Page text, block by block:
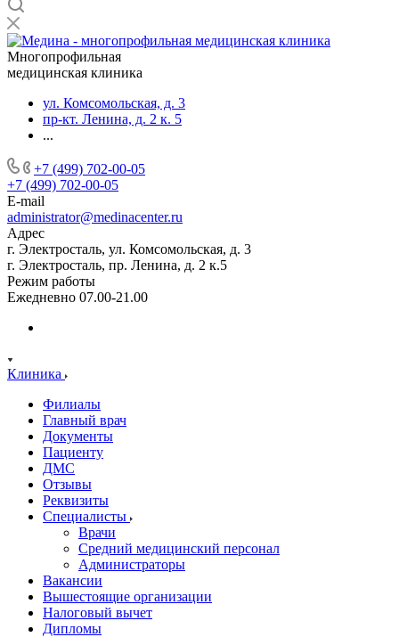
Многопрофильная
медицинская клиника
ул. Комсомольская, д. 3
пр-кт. Ленина, д. 2 к. 5
...
+7 (499) 702-00-05
+7 (499) 702-00-05
E-mail
administrator@medinacenter.ru
Адрес
г. Электросталь, ул. Комсомольская, д. 3
г. Электросталь, пр. Ленина, д. 2 к.5
Режим работы
Ежедневно 07.00-21.00
Клиника
Филиалы
Главный врач
Документы
Пациенту
ДМС
Отзывы
Реквизиты
Специалисты
Врачи
Средний медицинский персонал
Администраторы
Вакансии
Вышестоящие организации
Налоговый вычет
Дипломы